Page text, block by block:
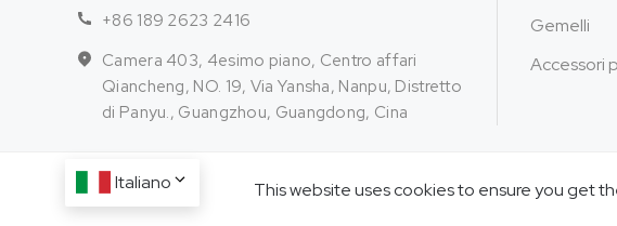
+86 189 2623 2416
Camera 403, 4esimo piano, Centro affari
Qiancheng, NO. 19, Via Yansha, Nanpu, Distretto
di Panyu., Guangzhou, Guangdong, Cina
Gemelli
Accessori
Italiano This website uses cookies to ensure you get